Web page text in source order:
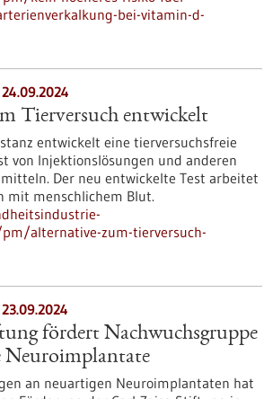
bei-vitamin-d-
Tierversuch entwickelt
entwickelt eine tierversuchsfreie
von Injektionslösungen und anderen
Der neu entwickelte Test arbeitet
mit menschlichem Blut.
alternative-zum-tierversuch-
fördert Nachwuchsgruppe
an neuartigen Neuroimplantaten hat